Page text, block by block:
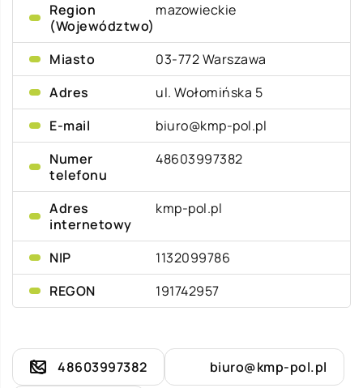
Region
(Województwo)
mazowieckie
Miasto
03-772 Warszawa
Adres
ul. Wołomińska 5
E-mail
biuro@kmp-pol.pl
Numer
telefonu
48603997382
Adres
internetowy
kmp-pol.pl
NIP
1132099786
REGON
191742957
48603997382 biuro@kmp-pol.pl